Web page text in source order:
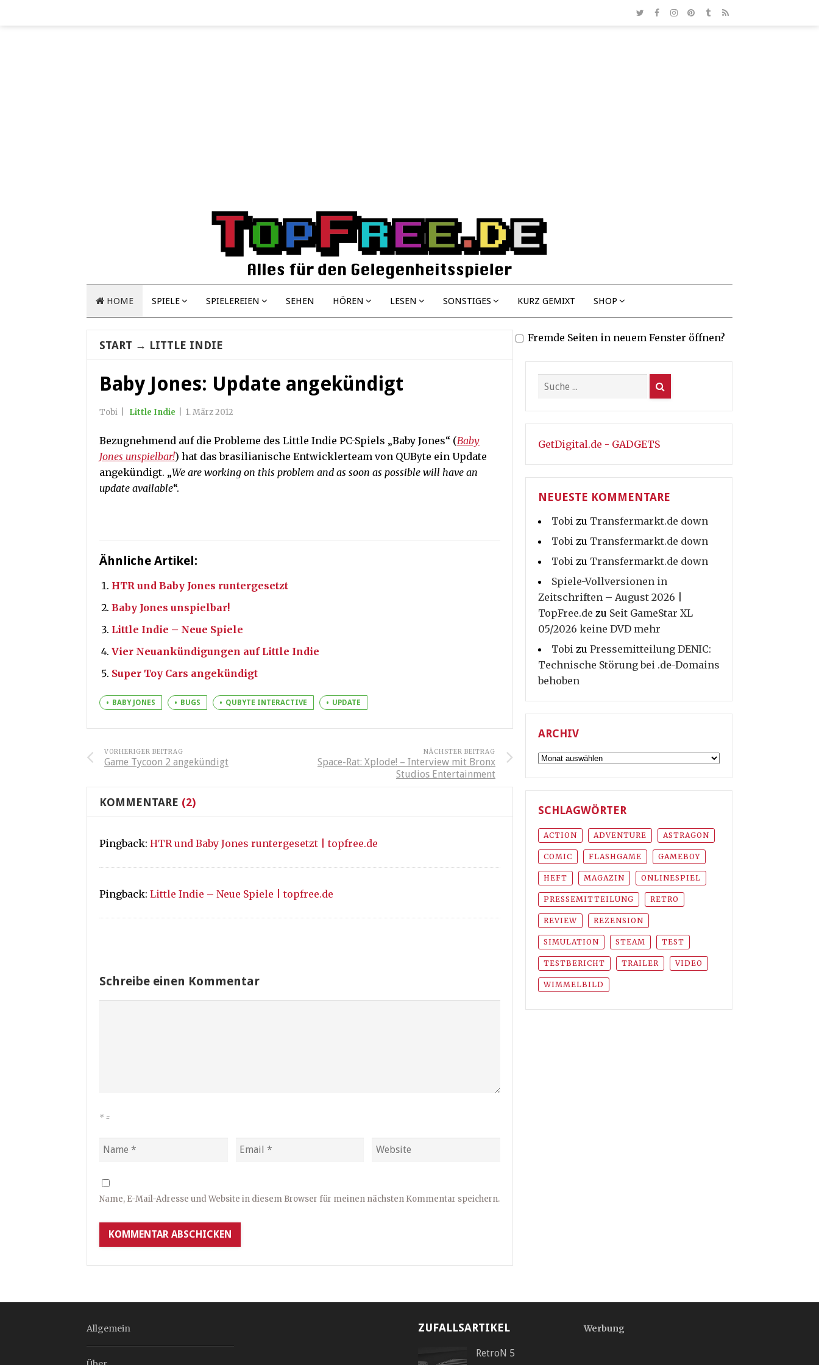
HOME SPIELE SPIELEREIEN SEHEN HÖREN LESEN SONSTIGES KURZ GEMIXT SHOP
START → LITTLE INDIE
Baby Jones: Update angekündigt
Tobi Little Indie 1. März 2012
Bezugnehmend auf die Probleme des Little Indie PC-Spiels „Baby Jones“ (Baby
Jones unspielbar!) hat das brasilianische Entwicklerteam von QUByte ein Update
angekündigt. „We are working on this problem and as soon as possible will have an
update available“.
Ähnliche Artikel:
HTR und Baby Jones runtergesetzt
Baby Jones unspielbar!
Little Indie – Neue Spiele
Vier Neuankündigungen auf Little Indie
Super Toy Cars angekündigt
BABY JONES BUGS QUBYTE INTERACTIVE UPDATE
VORHERIGER BEITRAG
Game Tycoon 2 angekündigt
NÄCHSTER BEITRAG
Space-Rat: Xplode! – Interview mit Bronx
Studios Entertainment
KOMMENTARE (2)
Pingback: HTR und Baby Jones runtergesetzt | topfree.de
Pingback: Little Indie – Neue Spiele | topfree.de
Schreibe einen Kommentar
* =
Name, E-Mail-Adresse und Website in diesem Browser für meinen nächsten Kommentar speichern.
Fremde Seiten in neuem Fenster öffnen?
GetDigital.de - GADGETS
NEUESTE KOMMENTARE
Tobi zu Transfermarkt.de down
Tobi zu Transfermarkt.de down
Tobi zu Transfermarkt.de down
Spiele-Vollversionen in
Zeitschriften – August 2026 |
TopFree.de zu Seit GameStar XL
05/2026 keine DVD mehr
Tobi zu Pressemitteilung DENIC:
Technische Störung bei .de-Domains
behoben
ARCHIV
Archiv
SCHLAGWÖRTER
ACTION ADVENTURE ASTRAGON
COMIC FLASHGAME GAMEBOY
HEFT MAGAZIN ONLINESPIEL
PRESSEMITTEILUNG RETRO
REVIEW REZENSION
SIMULATION STEAM TEST
TESTBERICHT TRAILER VIDEO
WIMMELBILD
Allgemein ZUFALLSARTIKEL
RetroN 5
Werbung